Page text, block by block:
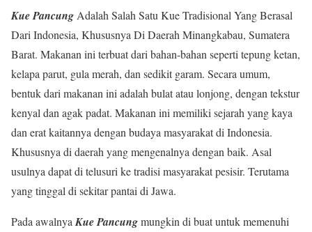
Kue Pancung Adalah Salah Satu Kue Tradisional Yang Berasal
Dari Indonesia, Khususnya Di Daerah Minangkabau, Sumatera
Barat. Makanan ini terbuat dari bahan-bahan seperti tepung ketan,
kelapa parut, gula merah, dan sedikit garam. Secara umum,
bentuk dari makanan ini adalah bulat atau lonjong, dengan tekstur
kenyal dan agak padat. Makanan ini memiliki sejarah yang kaya
dan erat kaitannya dengan budaya masyarakat di Indonesia.
Khususnya di daerah yang mengenalnya dengan baik. Asal
usulnya dapat di telusuri ke tradisi masyarakat pesisir. Terutama
yang tinggal di sekitar pantai di Jawa.
Pada awalnya Kue Pancungmungkin di buat untuk memenuhi